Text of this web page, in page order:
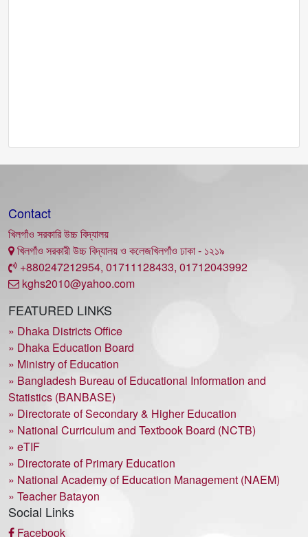
Contact
খিলগাঁও সরকারি উচ্চ বিদ্যালয়
খিলগাঁও সরকারী উচ্চ বিদ্যালয় ও কলেজখিলগাঁও ঢাকা - ১২১৯
+880247212954, 01711128433, 01712043992
kghs2010@yahoo.com
FEATURED LINKS
» Dhaka Districts Office
» Dhaka Education Board
» Ministry of Education
» Bangladesh Bureau of Educational Information and
Statistics (BANBASE)
» Directorate of Secondary & Higher Education
» National Curriculum and Textbook Board (NCTB)
» eTIF
» Directorate of Primary Education
» National Academy of Education Management (NAEM)
» Teacher Batayon
Social Links
Facebook